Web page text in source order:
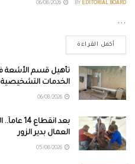
BY EDITORIAL BOARD
...
أكمل القراءة
تأهيل قسم الأشعة
الخدمات التشخيصية
بعد
العمال بدير الزور